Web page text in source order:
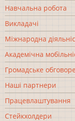
Навчальна робота
Викладачі
Міжнародна
Академічна
Громадське
Наші партнери
Працевлаштування
Стейкхолдери